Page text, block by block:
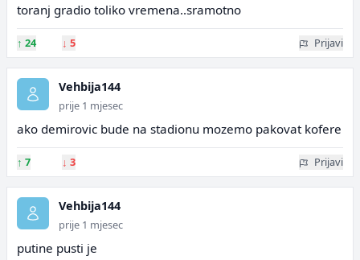
toranj gradio toliko vremena..sramotno
↑ 24 ↓ 5 Prijavi
Vehbija144
prije 1 mjesec
ako demirovic bude na stadionu mozemo pakovat kofere
↑ 7 ↓ 3 Prijavi
Vehbija144
prije 1 mjesec
putine pusti je